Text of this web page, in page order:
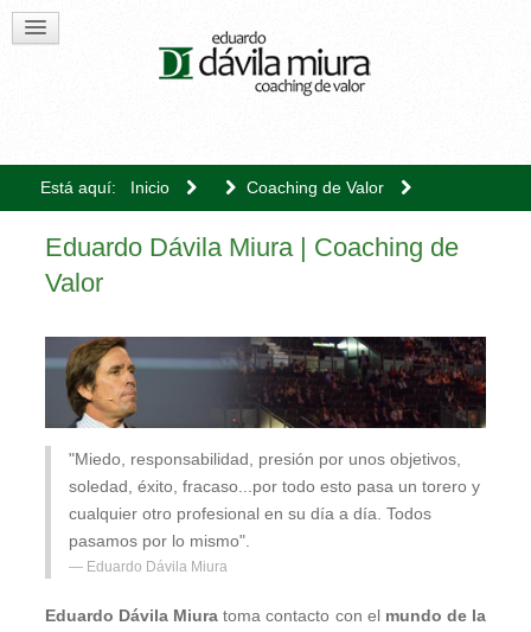
Está aquí: Inicio Coaching de Valor
Eduardo Dávila Miura | Coaching de
Valor
"Miedo, responsabilidad, presión por unos objetivos,
soledad, éxito, fracaso...por todo esto pasa un torero y
cualquier otro profesional en su día a día. Todos
pasamos por lo mismo".
Eduardo Dávila Miura
Eduardo Dávila Miura toma contacto con el mundo de la